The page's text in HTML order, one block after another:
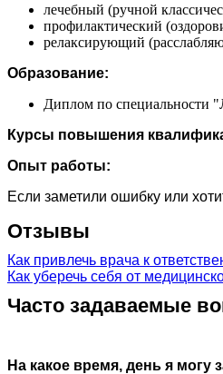
лечебный (ручной
профилактический
релаксирующий
Образование:
Диплом по специальности
Курсы повышения
Опыт работы:
Если заметили ошибку или
Отзывы
Как привлечь врача к
Как уберечь себя от
Часто задаваемые
На какое время, день я могу